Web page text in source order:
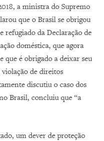
a ministra do Supremo
que o Brasil se obrigou
refugiado da Declaração de
doméstica, que agora
que é obrigado a deixar seu
violação de direitos
discutiu o caso dos
Brasil, concluiu que “a
um dever de proteção